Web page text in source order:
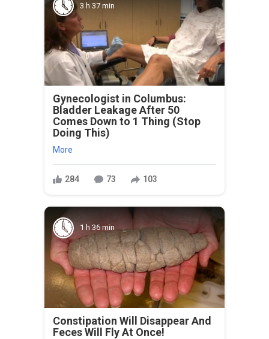
3 h 37 min
Gynecologist in Columbus:
Bladder Leakage After 50
Comes Down to 1 Thing (Stop
Doing This)
More
284 73 103
1 h 36 min
Constipation Will Disappear And
Feces Will Fly At Once!